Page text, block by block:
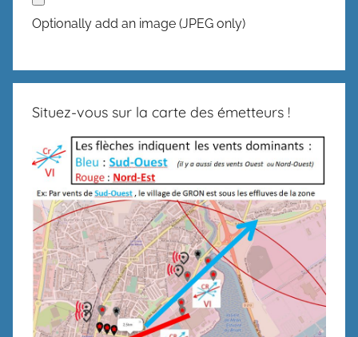
Optionally add an image (JPEG only)
Situez-vous sur la carte des émetteurs !